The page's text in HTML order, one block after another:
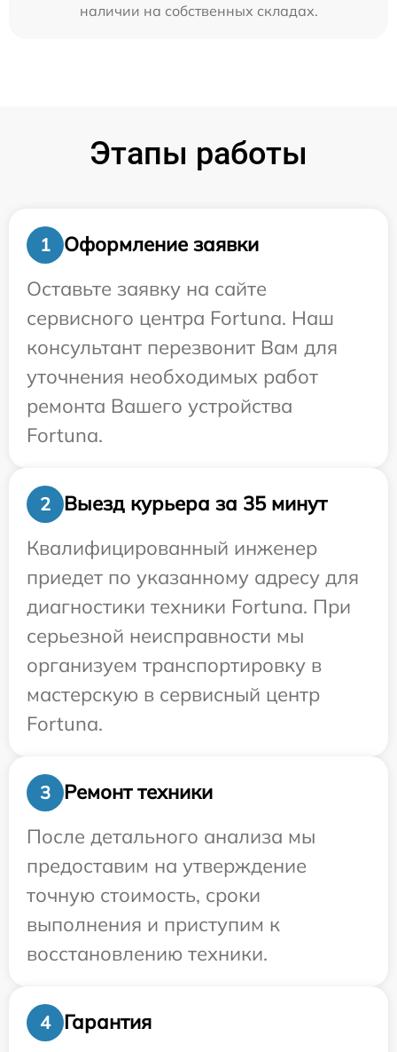
наличии на собственных складах.
Этапы работы
1
Оформление заявки
Оставьте заявку на сайте
сервисного центра Fortuna. Наш
консультант перезвонит Вам для
уточнения необходимых работ
ремонта Вашего устройства
Fortuna.
2
Выезд курьера за 35 минут
Квалифицированный инженер
приедет по указанному адресу для
диагностики техники Fortuna. При
серьезной неисправности мы
организуем транспортировку в
мастерскую в сервисный центр
Fortuna.
3
Ремонт техники
После детального анализа мы
предоставим на утверждение
точную стоимость, сроки
выполнения и приступим к
восстановлению техники.
4 Гарантия